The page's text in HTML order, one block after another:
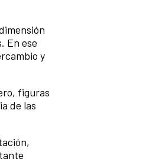
En ese
y
figuras
de las